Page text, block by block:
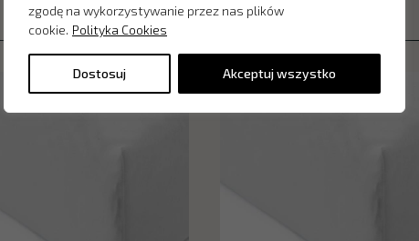
zgodę na wykorzystywanie przez nas plików
cookie. Polityka Cookies
Dostosuj Akceptuj wszystko